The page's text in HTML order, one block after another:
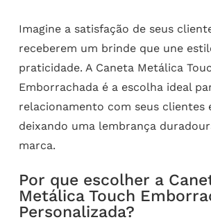
Imagine a satisfação de seus
receberem um brinde que une
praticidade. A Caneta Metálica
Emborrachada é a escolha ideal
relacionamento com seus clientes
deixando uma lembrança
marca.
Por que escolher a
Metálica Touch
Personalizada?